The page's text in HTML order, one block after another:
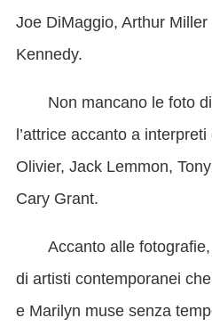
Joe DiMaggio, Arthur
Kennedy.
Non mancano le foto
l’attrice accanto a
Olivier, Jack Lemmon,
Cary Grant.
Accanto alle
di artisti contemporanei
e Marilyn muse senza